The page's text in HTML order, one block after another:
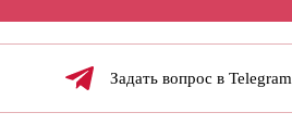
Задать вопрос в Telegram